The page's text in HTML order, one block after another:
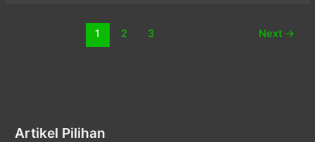
1 2 3 Next →
Artikel Pilihan